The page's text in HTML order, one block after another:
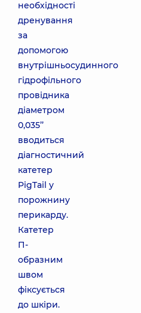
необхідності
дренування
за
допомогою
внутрішньосудинного
гідрофільного
провідника
діаметром
0,035’’
вводиться
діагностичний
катетер
PigTail у
порожнину
перикарду.
Катетер
П-
образним
швом
фіксується
до шкіри.